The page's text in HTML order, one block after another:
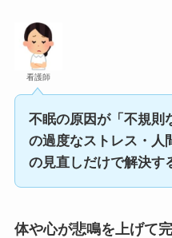
看護師
不眠の原因が「不規則
の過度なストレス・人
の見直しだけで解決す
体や心が悲鳴を上げて